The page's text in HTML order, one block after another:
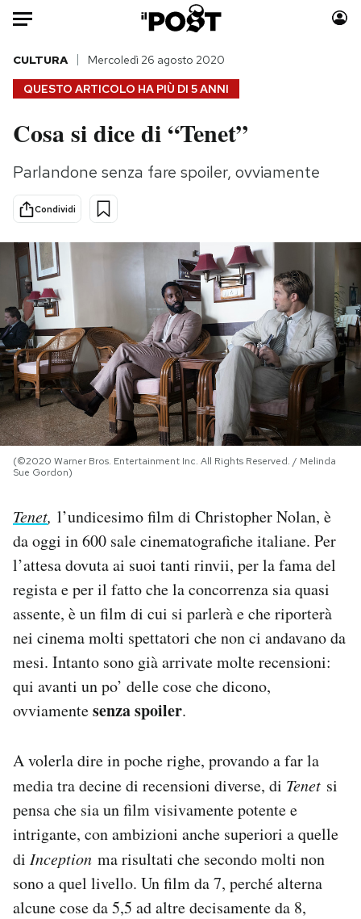
Auto
HOME
Italia
Politica
Tecnologia
Scienza
Cultura
Economia
Sport
Moda
Consumismi
Media
Europa
Altrecose
Mondiali calcio 2026
PODCAST
NEWSLETTER
SHOP
CALENDARIO
AREA PERSONALE
Area Personale
Newsletter
Regala il Post
Hai bisogno di aiuto?
QUESTO ARTICOLO HA PIÙ DI 5 ANNI
CULTURA Mercoledì 26 agosto 2020
Cosa si dice di “Tenet”
Parlandone senza fare spoiler, ovviamente
Condividi
(©2020 Warner Bros. Entertainment Inc. All Rights Reserved. / Melinda
Sue Gordon)
Tenet, l’undicesimo film di Christopher Nolan, è
da oggi in 600 sale cinematografiche italiane. Per
l’attesa dovuta ai suoi tanti rinvii, per la fama del
regista e per il fatto che la concorrenza sia quasi
assente, è un film di cui si parlerà e che riporterà
nei cinema molti spettatori che non ci andavano da
mesi. Intanto sono già arrivate molte recensioni:
qui avanti un po’ delle cose che dicono,
ovviamentesenza spoiler.
A volerla dire in poche righe, provando a far la
media tra decine di recensioni diverse, di Tenet si
pensa che sia un film visivamente potente e
intrigante, con ambizioni anche superiori a quelle
di Inception ma risultati che secondo molti non
sono a quel livello. Un film da 7, perché alterna
alcune cose da 5,5 ad altre decisamente da 8,